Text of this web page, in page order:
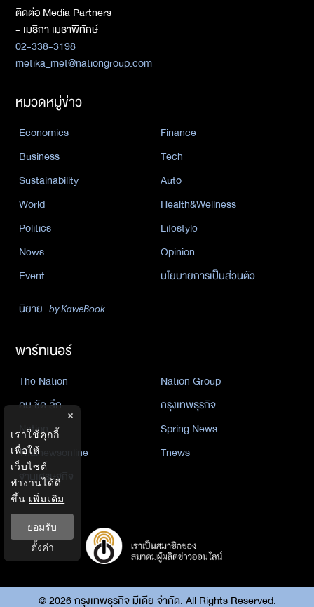
ติดต่อ Media Partners
- เมธิกา เมธาพิทักษ์
02-338-3198
metika_met@nationgroup.com
หมวดหมู่ข่าว
Economics
Finance
Business
Tech
Sustainability
Auto
World
Health&Wellness
Politics
Lifestyle
News
Opinion
Event
นโยบายการเป็นส่วนตัว
นิยาย by KaweBook
พาร์ทเนอร์
The Nation
Nation Group
คม ชัด ลึก
กรุงเทพธุรกิจ
Nation
Spring News
Thainewsonline
Tnews
ฐานเศรษฐกิจ
©2026กรุงเทพธุรกิจ มีเดีย จำกัด. All Rights Reserved.
×
เราใช้คุกกี้
เพื่อให้
เว็บไซต์
ทำงานได้ดี
ขึ้น เพิ่มเติม
ยอมรับ
ตั้งค่า